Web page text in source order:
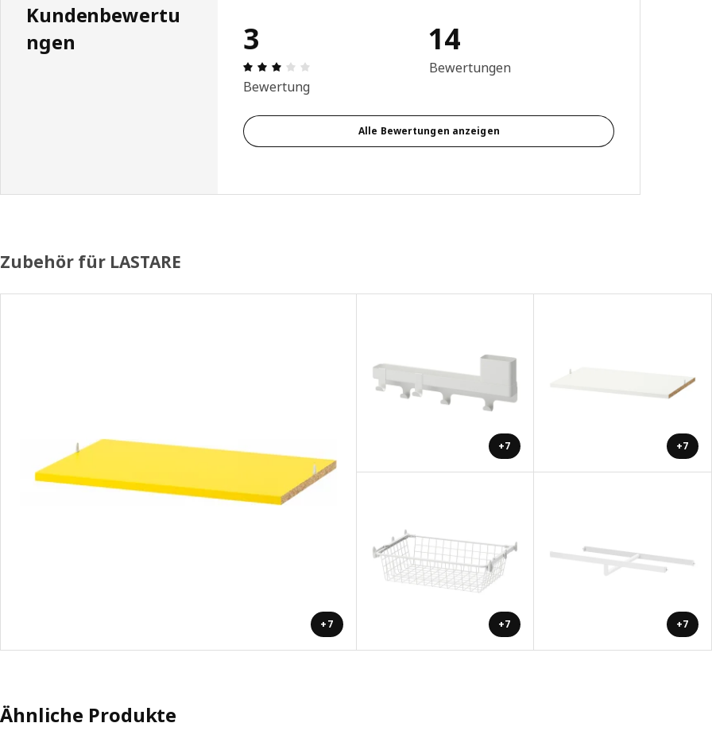
Kundenbewertu
ngen
3
Produktbewertung: 3 von 5 Sterne Alle Bewertungen: 14
Bewertung
14
Bewertungen
Alle Bewertungen anzeigen
Zubehör für LASTARE
+7
+7 +7
+7 +7
Ähnliche Produkte